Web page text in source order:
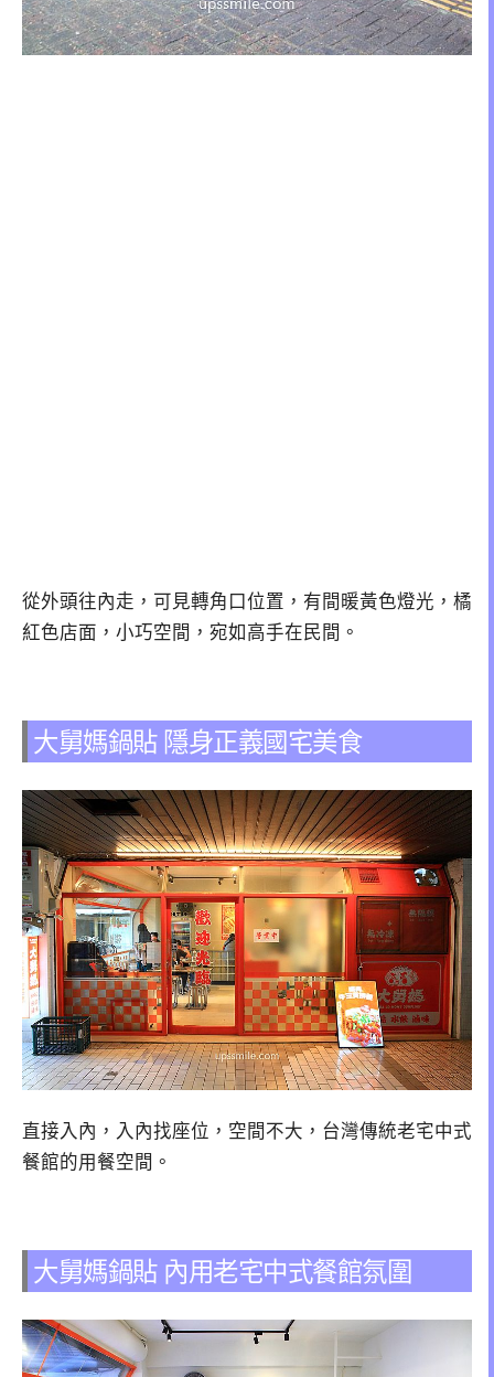
從外頭往內走，可見轉角口位置，有間暖黃色燈光，橘
紅色店面，小巧空間，宛如高手在民間。
大舅媽鍋貼 隱身正義國宅美食
直接入內，入內找座位，空間不大，台灣傳統老宅中式
餐館的用餐空間。
大舅媽鍋貼 內用老宅中式餐館氛圍